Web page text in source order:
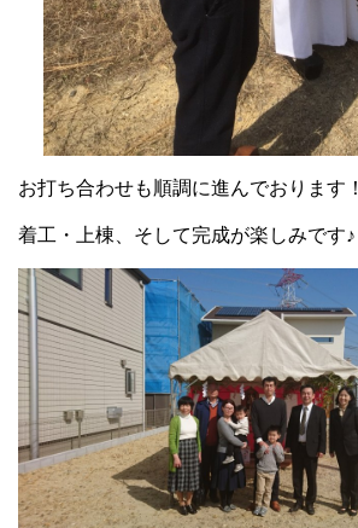
お打ち合わせも順調に進んでおります！
着工・上棟、そして完成が楽しみです♪